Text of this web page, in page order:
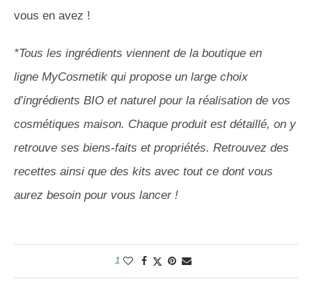
vous en avez !
*Tous les ingrédients viennent de la boutique en
ligne MyCosmetik qui propose un large choix
d’ingrédients BIO et naturel pour la réalisation de vos
cosmétiques maison. Chaque produit est détaillé, on y
retrouve ses biens-faits et propriétés. Retrouvez des
recettes ainsi que des kits avec tout ce dont vous
aurez besoin pour vous lancer !
1